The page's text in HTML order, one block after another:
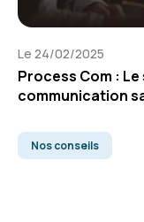
Le 24/02/2025
Process Com :
communication
Nos conseils